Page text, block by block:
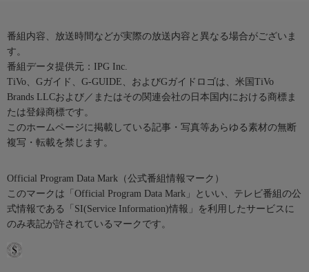
番組内容、放送時間などが実際の放送内容と異なる場合がございま
す。
番組データ提供元：IPG Inc.
TiVo、Gガイド、G-GUIDE、およびGガイドロゴは、米国TiVo
Brands LLCおよび／またはその関連会社の日本国内における商標ま
たは登録商標です。
このホームページに掲載している記事・写真等あらゆる素材の無断
複写・転載を禁じます。
Official Program Data Mark（公式番組情報マーク）
このマークは「Official Program Data Mark」といい、テレビ番組の公
式情報である「SI(Service Information)情報」を利用したサービスに
のみ表記が許されているマークです。